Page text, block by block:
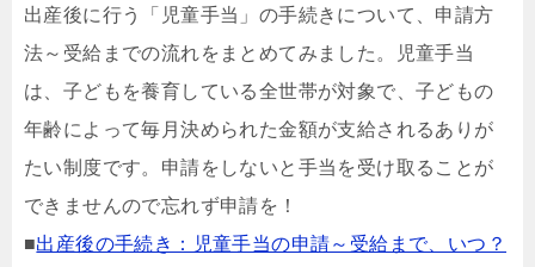
出産後に行う「児童手当」の手続きについて、申請方
法～受給までの流れをまとめてみました。児童手当
は、子どもを養育している全世帯が対象で、子どもの
年齢によって毎月決められた金額が支給されるありが
たい制度です。申請をしないと手当を受け取ることが
できませんので忘れず申請を！
■出産後の手続き：児童手当の申請～受給まで、いつ？